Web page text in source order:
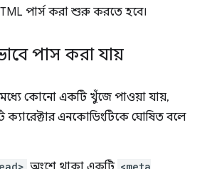
পার্স করা শুরু করতে হবে।
পাস করা যায়
মধ্যে কোনো একটি খুঁজে পাওয়া যায়,
ক্যারেক্টার এনকোডিংটিকে ঘোষিত বলে